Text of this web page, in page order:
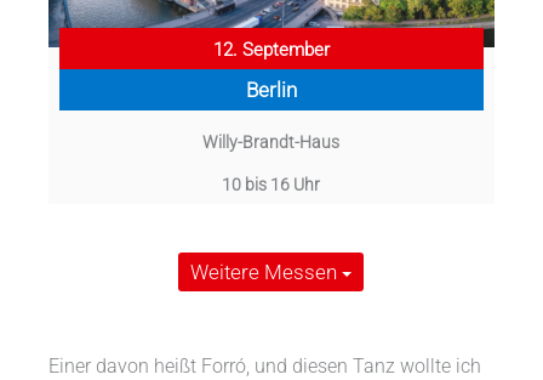
12. September
Berlin
Willy-Brandt-Haus
10 bis 16 Uhr
Weitere Messen
Einer davon heißt Forró, und diesen Tanz wollte ich